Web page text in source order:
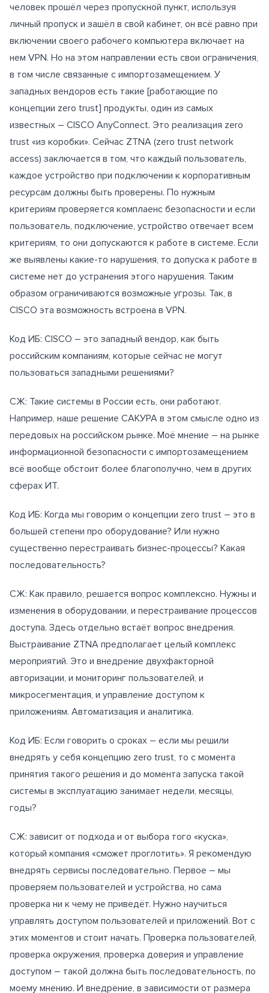
человек прошёл через пропускной пункт, используя
личный пропуск и зашёл в свой кабинет, он всё равно при
включении своего рабочего компьютера включает на
нем VPN. Но на этом направлении есть свои ограничения,
в том числе связанные с импортозамещением. У
западных вендоров есть такие [работающие по
концепции zero trust] продукты, один из самых
известных – CISCO AnyConnect. Это реализация zero
trust «из коробки». Сейчас ZTNA (zero trust network
access) заключается в том, что каждый пользователь,
каждое устройство при подключении к корпоративным
ресурсам должны быть проверены. По нужным
критериям проверяется комплаенс безопасности и если
пользователь, подключение, устройство отвечает всем
критериям, то они допускаются к работе в системе. Если
же выявлены какие-то нарушения, то допуска к работе в
системе нет до устранения этого нарушения. Таким
образом ограничиваются возможные угрозы. Так, в
CISCO эта возможность встроена в VPN.
Код ИБ: CISCO – это западный вендор, как быть
российским компаниям, которые сейчас не могут
пользоваться западными решениями?
СЖ: Такие системы в России есть, они работают.
Например, наше решение САКУРА в этом смысле одно из
передовых на российском рынке. Моё мнение – на рынке
информационной безопасности с импортозамещением
всё вообще обстоит более благополучно, чем в других
сферах ИТ.
Код ИБ: Когда мы говорим о концепции zero trust – это в
большей степени про оборудование? Или нужно
существенно перестраивать бизнес-процессы? Какая
последовательность?
СЖ: Как правило, решается вопрос комплексно. Нужны и
изменения в оборудовании, и перестраивание процессов
доступа. Здесь отдельно встаёт вопрос внедрения.
Выстраивание ZTNA предполагает целый комплекс
мероприятий. Это и внедрение двухфакторной
авторизации, и мониторинг пользователей, и
микросегментация, и управление доступом к
приложениям. Автоматизация и аналитика.
Код ИБ: Если говорить о сроках – если мы решили
внедрять у себя концепцию zero trust, то с момента
принятия такого решения и до момента запуска такой
системы в эксплуатацию занимает недели, месяцы,
годы?
СЖ: зависит от подхода и от выбора того «куска»,
который компания «сможет проглотить». Я рекомендую
внедрять сервисы последовательно. Первое – мы
проверяем пользователей и устройства, но сама
проверка ни к чему не приведёт. Нужно научиться
управлять доступом пользователей и приложений. Вот с
этих моментов и стоит начать. Проверка пользователей,
проверка окружения, проверка доверия и управление
доступом – такой должна быть последовательность, по
моему мнению. И внедрение, в зависимости от размера